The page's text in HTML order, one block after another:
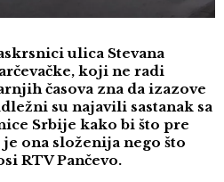
ulica Stevana
koji ne radi
časova zna da izazove
su najavili sastanak sa
Srbije kako bi što pre
ona složenija nego što
RTV Pančevo.